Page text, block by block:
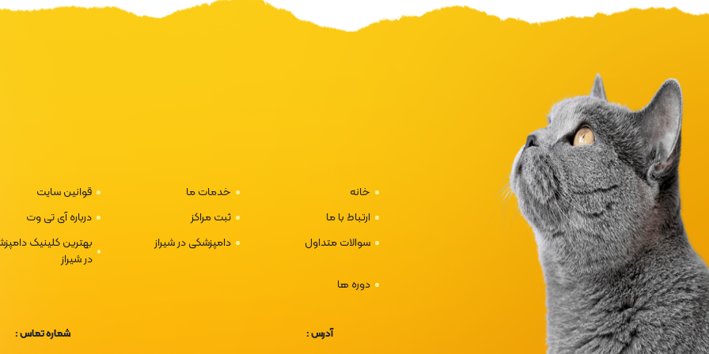
خانه خدمات ما
قوانین سایت
ارتباط با ما
ثبت مراکز
درباره آی تی وت
سوالات متداول
دامپزشکی در شیراز
بهترین کلینیک
در شیراز
دوره ها
شماره تماس : آدرس :